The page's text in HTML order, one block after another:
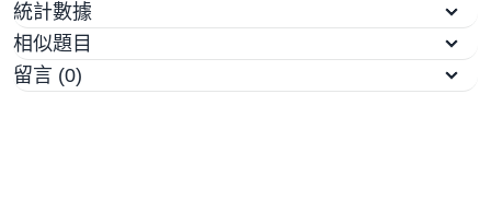
統計數據
相似題目
留言 (0)